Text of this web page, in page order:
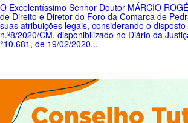
O Excelentíssimo Senhor Doutor MÁRCIO
de Direito e Diretor do Foro da Comarca de
suas atribuições legais, considerando o
n.º8/2020/CM, disponibilizado no Diário da
°10.681, de 19/02/2020...